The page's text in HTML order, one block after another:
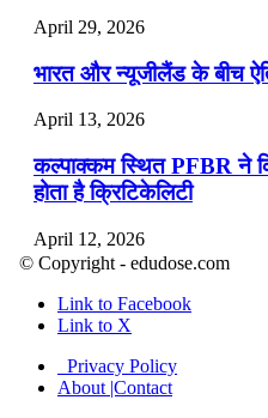
April 29, 2026
भारत और न्यूजीलैंड के बीच
April 13, 2026
कल्पाक्कम स्थित PFBR ने
होता है क्रिटिकेलिटी
April 12, 2026
April 9, 2026
नासा का आर्टेमिस-2 मिशन:
पहुंचा
© Copyright - edudose.com
Link to Facebook
Link to X
Privacy Policy
About |Contact